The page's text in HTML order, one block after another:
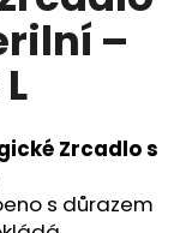
–
Zrcadlo s
s důrazem